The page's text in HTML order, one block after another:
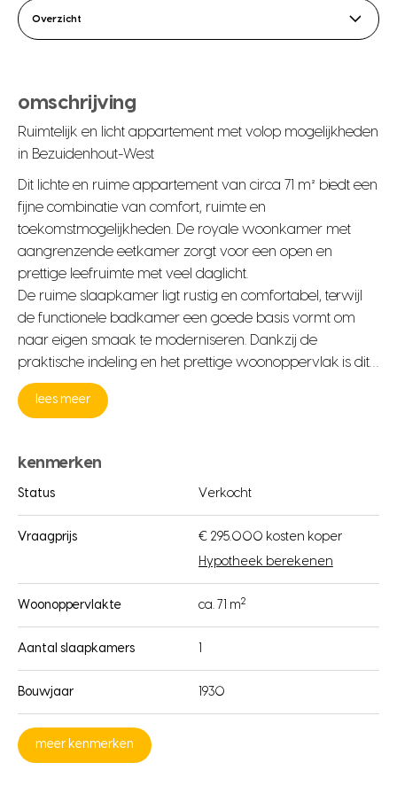
Overzicht
omschrijving
Ruimtelijk en licht appartement met volop mogelijkheden
in Bezuidenhout-West
Dit lichte en ruime appartement van circa 71 m² biedt een
fijne combinatie van comfort, ruimte en
toekomstmogelijkheden. De royale woonkamer met
aangrenzende eetkamer zorgt voor een open en
prettige leefruimte met veel daglicht.
De ruime slaapkamer ligt rustig en comfortabel, terwijl
de functionele badkamer een goede basis vormt om
naar eigen smaak te moderniseren. Dankzij de
praktische indeling en het prettige woonoppervlak is dit…
lees meer
kenmerken
Status Verkocht
Vraagprijs
€ 295.000 kosten koper
Hypotheek berekenen
Woonoppervlakte ca. 71 m2
Aantal slaapkamers
Bouwjaar 1930
meer kenmerken